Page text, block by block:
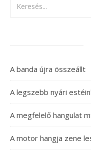
A banda újra összeállt
A legszebb nyári
A megfelelő hangulat
A motor hangja zene